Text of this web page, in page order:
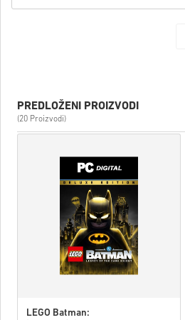
PREDLOŽENI PROIZVODI
(20 Proizvodi)
LEGO Batman: